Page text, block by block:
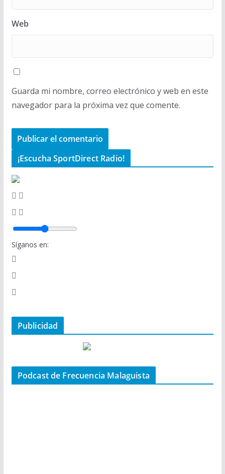
Web
Guarda mi nombre, correo electrónico y web en este
navegador para la próxima vez que comente.
¡Escucha SportDirect Radio!
Síganos en:
Publicidad
Podcast de Frecuencia Malaguista